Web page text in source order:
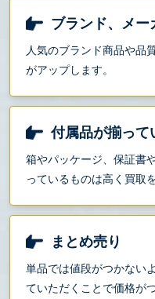
ブランド、メー
人気のブランド商品や品
がアップします。
付属品が揃って
箱やパッケージ、保証書
っているものは高く買取
まとめ売り
単品では値段がつかない
ていただくことで価格が